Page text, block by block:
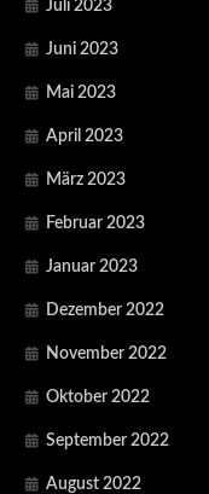
Juli 2023
Juni 2023
Mai 2023
April 2023
März 2023
Februar 2023
Januar 2023
Dezember 2022
November 2022
Oktober 2022
September 2022
August 2022